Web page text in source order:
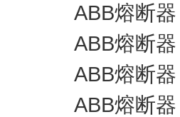
ABB熔断
ABB熔断
ABB熔断
ABB熔断